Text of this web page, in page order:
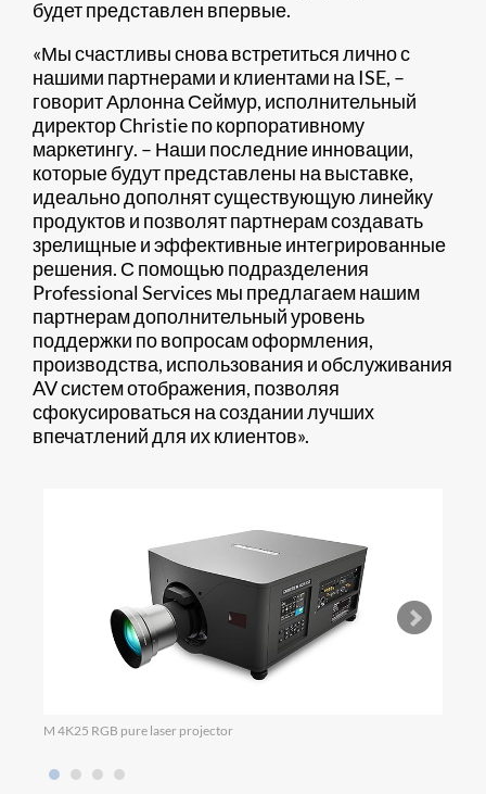
будет представлен впервые.
«Мы счастливы снова встретиться лично с
нашими партнерами и клиентами на ISE, –
говорит Арлонна Сеймур, исполнительный
директор Christie по корпоративному
маркетингу. – Наши последние инновации,
которые будут представлены на выставке,
идеально дополнят существующую линейку
продуктов и позволят партнерам создавать
зрелищные и эффективные интегрированные
решения. С помощью подразделения
Professional Services мы предлагаем нашим
партнерам дополнительный уровень
поддержки по вопросам оформления,
производства, использования и обслуживания
AV систем отображения, позволяя
сфокусироваться на создании лучших
впечатлений для их клиентов».
M 4K25 RGB pure laser projector